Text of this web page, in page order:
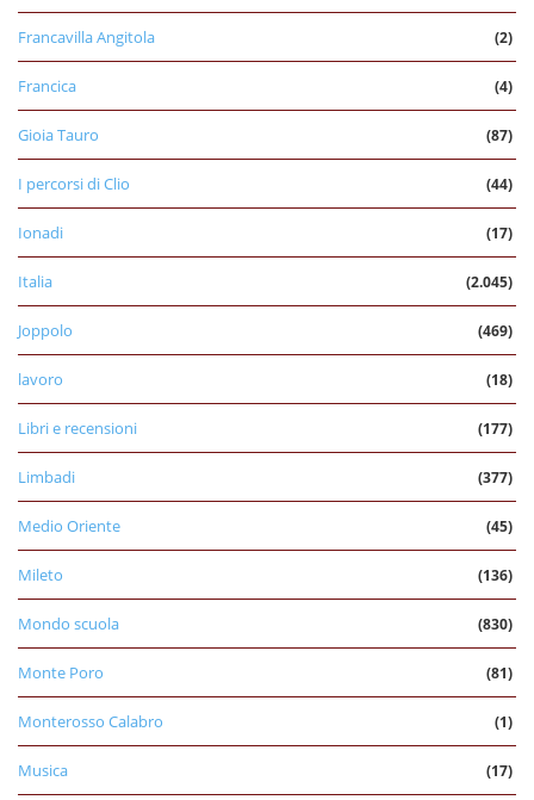
Francavilla Angitola (2)
Francica (4)
Gioia Tauro (87)
I percorsi di Clio (44)
Ionadi (17)
Italia (2.045)
Joppolo (469)
lavoro (18)
Libri e recensioni (177)
Limbadi (377)
Medio Oriente (45)
Mileto (136)
Mondo scuola (830)
Monte Poro (81)
Monterosso Calabro (1)
Musica (17)